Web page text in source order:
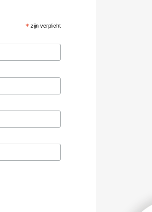
* zijn verplicht